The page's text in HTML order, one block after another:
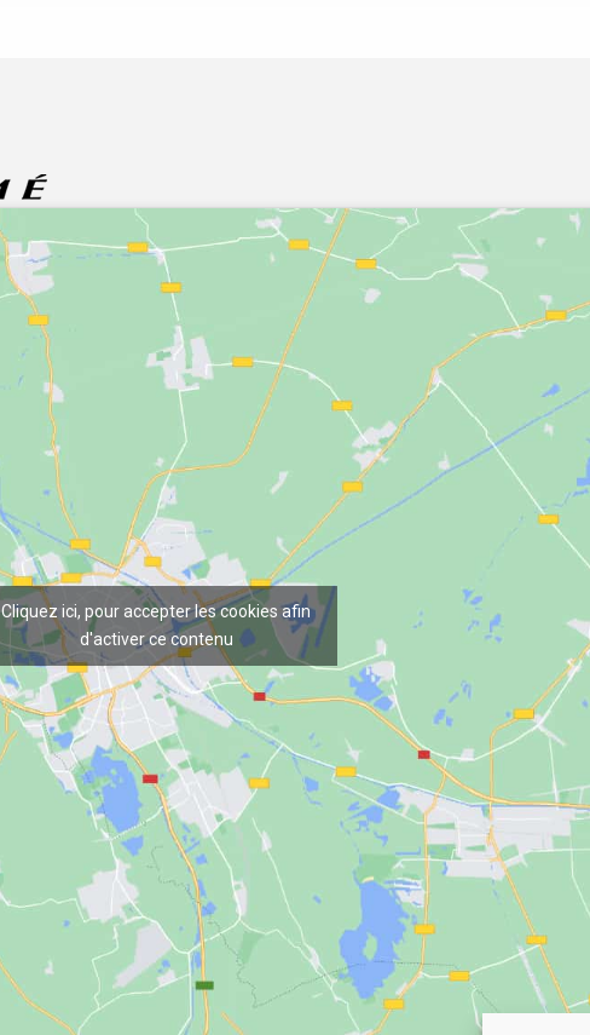
Cliquez ici, pour accepter les cookies afin
d'activer ce contenu